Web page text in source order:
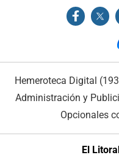
Hemeroteca Digital
Administración y
Opcionales
El